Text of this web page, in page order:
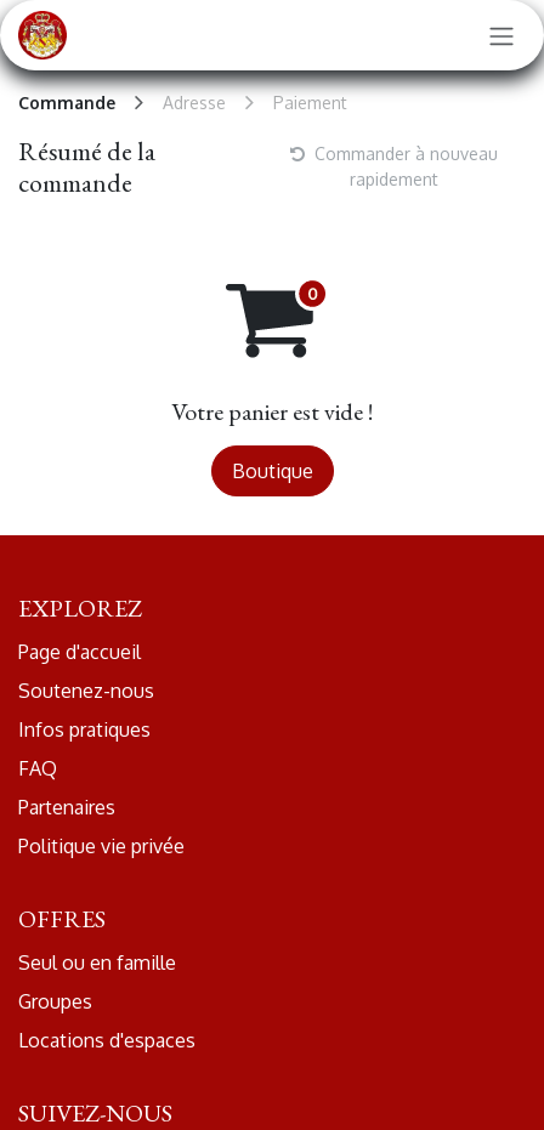
Se rendre au contenu
Commande Adresse Paiement
Résumé de la
commande
Commander à nouveau
rapidement
Votre panier est vide !
Boutique
EXPLOREZ
Page d'accueil
Soutenez-nous
Infos pratiques
FAQ
Partenaires
Politique vie privée
OFFRES
Seul ou en famille
Groupes
Locations d'espaces
SUIVEZ-NOUS